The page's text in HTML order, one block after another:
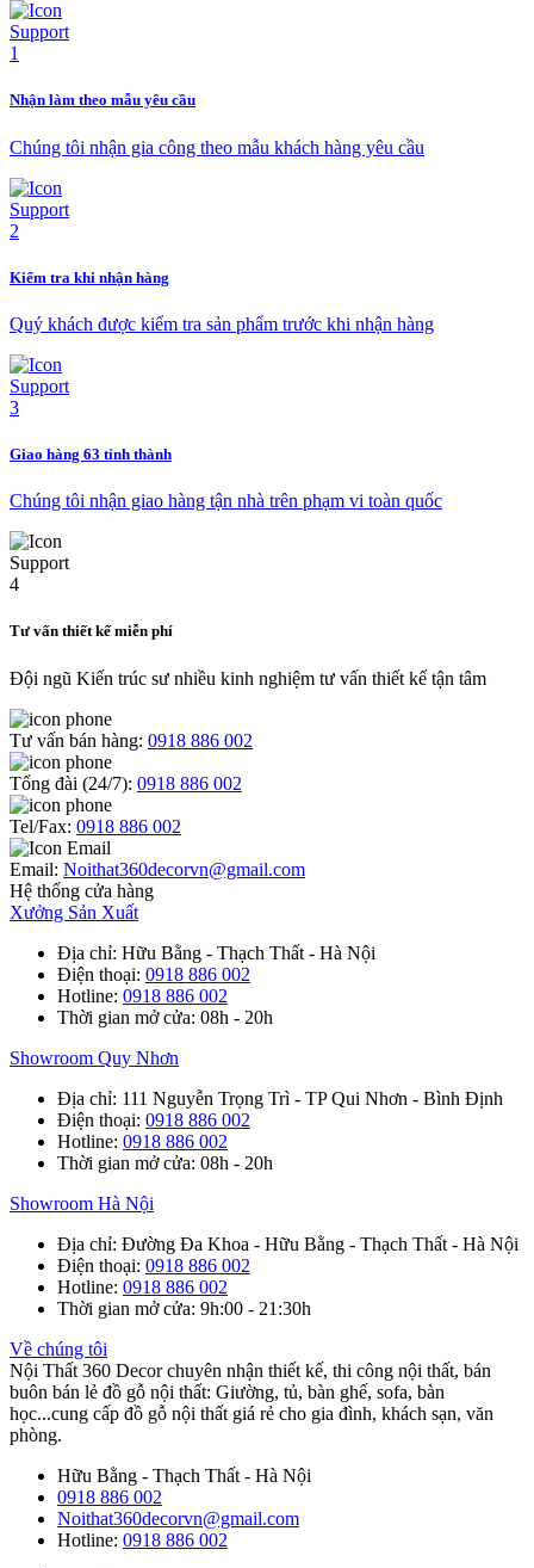
Nhận làm theo mẫu yêu cầu
Chúng tôi nhận gia công theo mẫu khách hàng yêu cầu
Kiểm tra khi nhận hàng
Quý khách được kiểm tra sản phẩm trước khi nhận hàng
Giao hàng 63 tỉnh thành
Chúng tôi nhận giao hàng tận nhà trên phạm vi toàn quốc
Tư vấn thiết kế miễn phí
Đội ngũ Kiến trúc sư nhiều kinh nghiệm tư vấn thiết kế tận tâm
Tư vấn bán hàng: 0918 886 002
Tổng đài (24/7): 0918 886 002
Tel/Fax: 0918 886 002
Email: Noithat360decorvn@gmail.com
Hệ thống cửa hàng
Xưởng Sản Xuất
Địa chỉ: Hữu Bằng - Thạch Thất - Hà Nội
Điện thoại: 0918 886 002
Hotline: 0918 886 002
Thời gian mở cửa: 08h - 20h
Showroom Quy Nhơn
Địa chỉ: 111 Nguyễn Trọng Trì - TP Qui Nhơn - Bình Định
Điện thoại: 0918 886 002
Hotline: 0918 886 002
Thời gian mở cửa: 08h - 20h
Showroom Hà Nội
Địa chỉ: Đường Đa Khoa - Hữu Bằng - Thạch Thất - Hà Nội
Điện thoại: 0918 886 002
Hotline: 0918 886 002
Thời gian mở cửa: 9h:00 - 21:30h
Về chúng tôi
Nội Thất 360 Decor chuyên nhận thiết kế, thi công nội thất, bán
buôn bán lẻ đồ gỗ nội thất: Giường, tủ, bàn ghế, sofa, bàn
học...cung cấp đồ gỗ nội thất giá rẻ cho gia đình, khách sạn, văn
phòng.
Hữu Bằng - Thạch Thất - Hà Nội
0918 886 002
Noithat360decorvn@gmail.com
Hotline: 0918 886 002